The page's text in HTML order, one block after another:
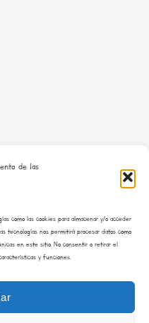
de las
como las cookies para almacenar y/o acceder
tecnologías nos permitirá procesar datos como
en este sitio. No consentir o retirar el
y funciones.
EU